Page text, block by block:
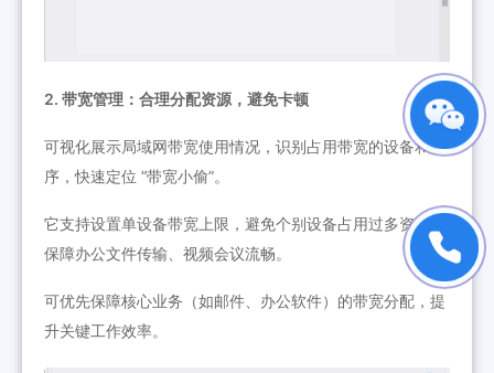
2. 带宽管理：合理分配资源，避免卡顿
可视化展示局域网带宽使用情况，识别占用带宽的设备和程
序，快速定位 “带宽小偷”。
它支持设置单设备带宽上限，避免个别设备占用过多资源，
保障办公文件传输、视频会议流畅。
可优先保障核心业务（如邮件、办公软件）的带宽分配，提
升关键工作效率。